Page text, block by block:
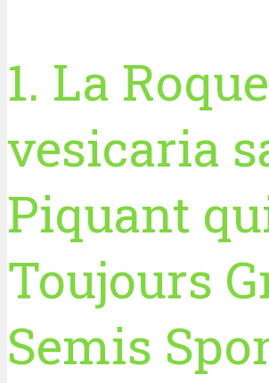
1. La
vesicaria
Piquant
Toujours
Semis